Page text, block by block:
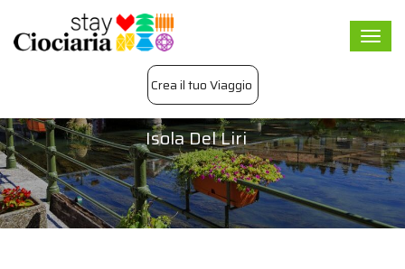
Crea il tuo Viaggio
Isola Del Liri